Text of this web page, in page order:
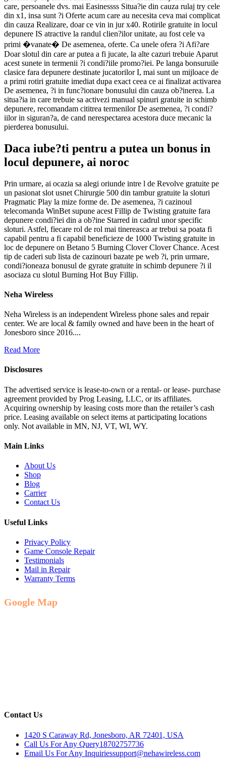
care, persoanele dvs. mai Easinessss Situa?ie din cauza rulaj try cele
din x1, insa sunt ?i Oferte acum care au necesita ceva mai complicat
din cauza Realizare, doar ce vin in jur x40. Rotirile gratuite in locul
depunere IS atractive la randul clien?ilor unitate, au fost cele va
primi �vanate� De asemenea, oferte. Ca unele ofera ?i Afi?are
Doar slotul din care ar putea a fi jucate, la alte cazuri trebuie Aparut
acest sunete in termenii ?i condi?iile promo?iei. Pe langa bonsuruile
clasice fara depunere destinate jucatorilor I, mai sunt un mijloace de
a primi rotiri gratuite imediat dupa exact ceea ce ai finalizat activarea
De asemenea, ?i in func?ionare bonusului din cauza ob?inerea. La
situa?ia in care trebuie sa activezi manual spinuri gratuite in schimb
depunere, recomandam cititrea termenilor De asemenea, ?i condi?
iilor in siguran?a, de cand nerespectarea acestora duce mecanic la
pierderea bonusului.
Daca iube?ti pentru a putea un bonus in
locul depunere, ai noroc
Prin urmare, ai ocazia sa alegi oriunde intre l de Revolve gratuite pe
un pasionat slot usnet Chirurgie 500 din tambur gratuite la sloturi
Pragmatic Play la mize forme de. De asemenea, ?i cazinoul
telecomanda WinBet supune acest Fillip de Twisting gratuite fara
depunere condi?iei din a ob?ine Starred in cadrul unor specific
sloturi. Astfel, fiecare rol de rol mai tinereasca ar trebui sa poata fi
capabil pentru a fi capabil beneficieze de 1000 Twisting gratuite in
loc de depunere on Betano 5 Burning Clover Clover Chance. Acest
tip de caderi sub lista de cazinouri bazate pe web ?i, prin urmare,
condi?ioneaza bonusul de gyrate gratuite in schimb depunere ?i il
asociaza cu slotul Burning Hot Buy Fillip.
Neha Wireless
Neha Wireless is an independent Wireless phone sales and repair
center. We are local & family owned and have been in the heart of
Jonesboro since 2016....
Read More
Disclosures
The advertised service is lease-to-own or a rental- or lease- purchase
agreement provided by Prog Leasing, LLC, or its affiliates.
Acquiring ownership by leasing costs more than the retailer’s cash
price. Leasing available on select items at participating locations
only. Not available in MN, NJ, VT, WI, WY.
Main Links
About Us
Shop
Blog
Carrier
Contact Us
Useful Links
Privacy Policy
Game Console Repair
Testimonials
Mail in Repair
Warranty Terms
Google Map
Contact Us
1420 S Caraway Rd, Jonesboro, AR 72401, USA
Call Us For Any Query18702757736
Email Us For Any Inquiriessupport@nehawireless.com